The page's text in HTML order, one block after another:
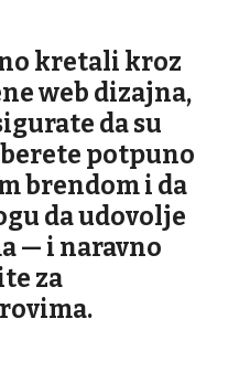
kretali kroz
web dizajna,
da su
potpuno
brendom i da
da udovolje
— i naravno
za